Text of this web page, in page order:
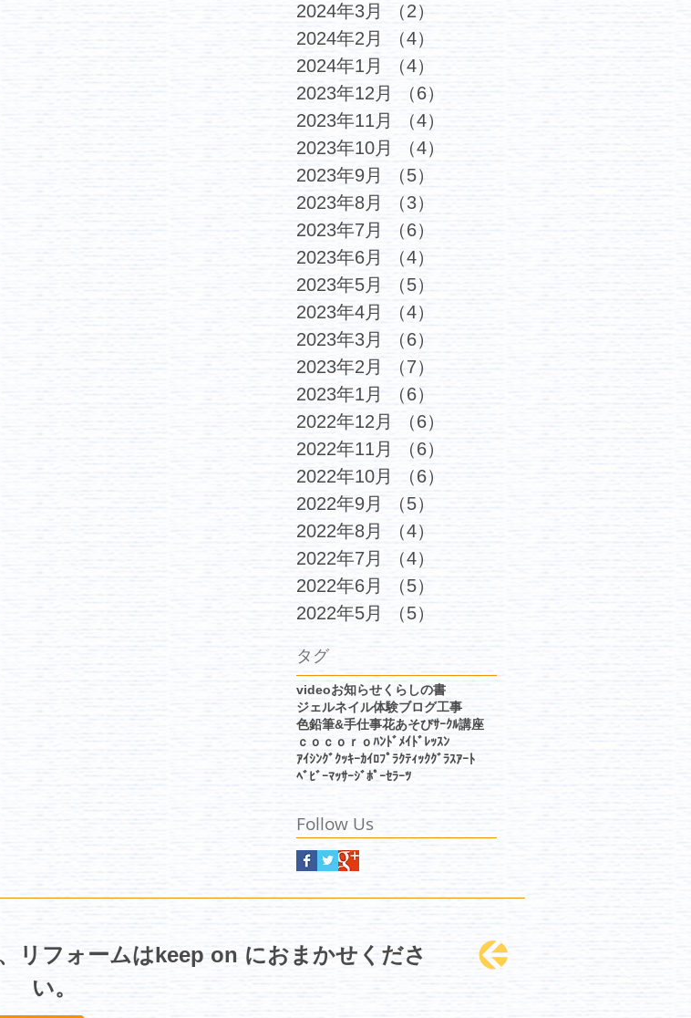
2024年3月
（2） 2件の記事
2024年2月
（4）
4件の記事
2024年1月
（4）
2023年12月
（6） 6件の記事
2023年11月
（4）
2023年10月
（4）4件の記事
2023年9月
（5）
5件の記事
2023年8月
（3）
3件の記事
2023年7月
（6）
6件の記事
2023年6月
（4） 4件の記事
2023年5月
（5）
5件の記事
2023年4月
（4）
2023年3月
（6）
6件の記事
2023年2月
（7） 7件の記事
2023年1月
（6） 6件の記事
2022年12月
（6）
6件の記事
2022年11月
（6）
2022年10月
（6） 6件の記事
2022年9月
（5） 5件の記事
2022年8月
（4） 4件の記事
2022年7月
（4）
4件の記事
2022年6月
（5）
2022年5月
（5） 5件の記事
タグ
videoお知らせくらしの書
ジェルネイル体験ブログ工事
色鉛筆&手仕事花あそびｻｰｸﾙ講座
ｃｏｃｏｒｏﾊﾝﾄﾞﾒｲﾄﾞﾚｯｽﾝ
ｱｲｼﾝｸﾞｸｯｷｰｶｲﾛﾌﾟﾗｸﾃｨｯｸｸﾞﾗｽｱｰﾄ
ﾍﾞﾋﾞｰﾏｯｻｰｼﾞﾎﾟｰｾﾗｰﾂ
Follow Us
リフォームはkeep on におまかせくださ
い。